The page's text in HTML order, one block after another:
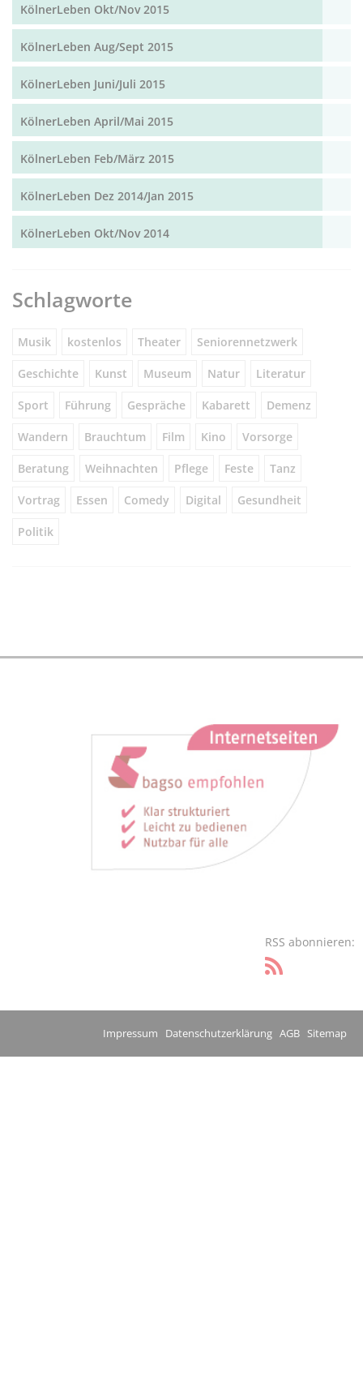
KölnerLeben Okt/Nov 2015
KölnerLeben Aug/Sept 2015
KölnerLeben Juni/Juli 2015
KölnerLeben April/Mai 2015
KölnerLeben Feb/März 2015
KölnerLeben Dez 2014/Jan 2015
KölnerLeben Okt/Nov 2014
Schlagworte
Musik kostenlos Theater Seniorennetzwerk
Geschichte Kunst Museum Natur Literatur
Sport Führung Gespräche Kabarett Demenz
Wandern Brauchtum Film Kino Vorsorge
Beratung Weihnachten Pflege Feste Tanz
Vortrag Essen Comedy Digital Gesundheit
Politik
RSS abonnieren:
Impressum Datenschutzerklärung AGB Sitemap